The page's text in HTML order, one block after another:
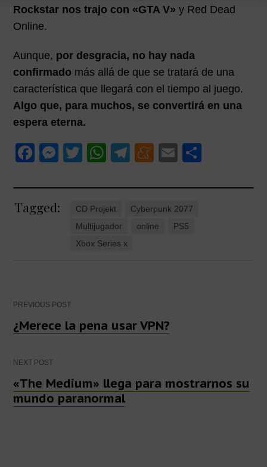
Rockstar nos trajo con «GTA V»y Red Dead
Online.
Aunque, por desgracia, no hay nada
confirmado más allá de que se tratará de una
característica que llegará con el tiempo al juego.
Algo que, para muchos, se convertirá en una
espera eterna.
F
c
e
M
ss
e
T
tt
er
W
at
s
A
p
T
e
gr
a
M
n
e
a
E
ail m
Tagged: CD Projekt
Cyberpunk 2077
Multijugador
online
PS5
Xbox Series x
Post
navigation
PREVIOUS POST
¿Merece la pena usar VPN?
NEXT POST
«The Medium» llega para mostrarnos su
mundo paranormal